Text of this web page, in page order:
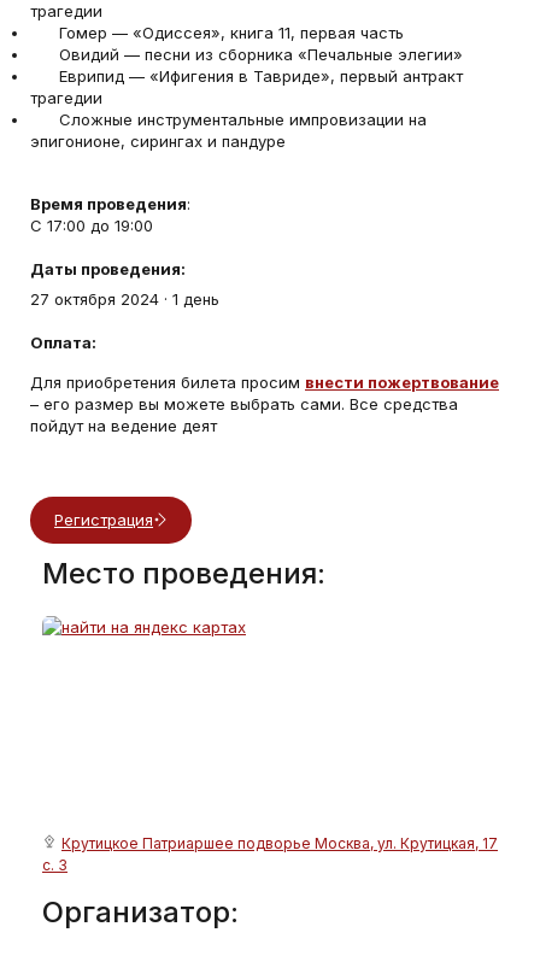
трагедии
Гомер — «Одиссея», книга 11, первая часть
Овидий — песни из сборника «Печальные элегии»
Еврипид — «Ифигения в Тавриде», первый антракт
трагедии
Сложные инструментальные импровизации на
эпигонионе, сирингах и пандуре
Время проведения:
С 17:00 до 19:00
Даты проведения:
27 октября 2024 · 1 день
Оплата:
Для приобретения билета просим внести пожертвование
– его размер вы можете выбрать сами. Все средства
пойдут на ведение деят
Регистрация
Место проведения:
Крутицкое Патриаршее подворье Москва, ул. Крутицкая, 17
с. 3
Организатор: